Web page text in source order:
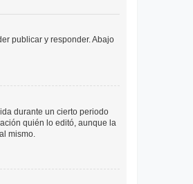
publicar y responder. Abajo
durante un cierto periodo
quién lo editó, aunque la
mismo.